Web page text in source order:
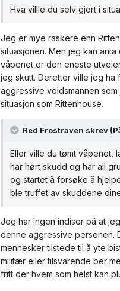
Hva villle du selv gjort i
Jeg er mye raskere enn
situasjonen. Men jeg kan
våpenet er den eneste
jeg skutt. Deretter ville jeg
aggressive voldsmannen
situasjon som Rittenhouse.
Red Frostraven skrev
Eller ville du tømt våpenet,
har hørt skudd og har all
og startet å forsøke å
ble truffet av skuddene
Jeg har ingen indiser på at
denne aggressive personen.
mennesker tilstede til å yte
militær eller tilsvarende ber
fritt der hvem som helst kan